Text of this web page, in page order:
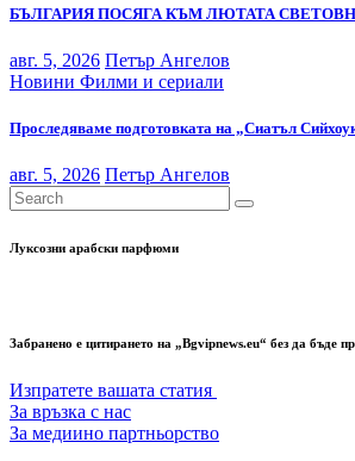
БЪЛГАРИЯ ПОСЯГА КЪМ ЛЮТАТА
авг. 5, 2026 Петър Ангелов
Новини Филми и сериали
Проследяваме подготовката на „Сиатъл
авг. 5, 2026 Петър Ангелов
Луксозни арабски парфюми
Забранено е цитирането на „Bgvipnews.eu“ без да бъде
Изпратете вашата статия
За връзка с нас
За медиино партньорство